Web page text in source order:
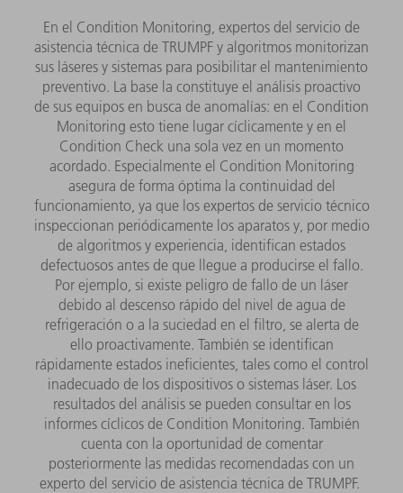
En el Condition Monitoring, expertos del servicio de
asistencia técnica de TRUMPF y algoritmos monitorizan
sus láseres y sistemas para posibilitar el mantenimiento
preventivo. La base la constituye el análisis proactivo
de sus equipos en busca de anomalías: en el Condition
Monitoring esto tiene lugar cíclicamente y en el
Condition Check una sola vez en un momento
acordado. Especialmente el Condition Monitoring
asegura de forma óptima la continuidad del
funcionamiento, ya que los expertos de servicio técnico
inspeccionan periódicamente los aparatos y, por medio
de algoritmos y experiencia, identifican estados
defectuosos antes de que llegue a producirse el fallo.
Por ejemplo, si existe peligro de fallo de un láser
debido al descenso rápido del nivel de agua de
refrigeración o a la suciedad en el filtro, se alerta de
ello proactivamente. También se identifican
rápidamente estados ineficientes, tales como el control
inadecuado de los dispositivos o sistemas láser. Los
resultados del análisis se pueden consultar en los
informes cíclicos de Condition Monitoring. También
cuenta con la oportunidad de comentar
posteriormente las medidas recomendadas con un
experto del servicio de asistencia técnica de TRUMPF.